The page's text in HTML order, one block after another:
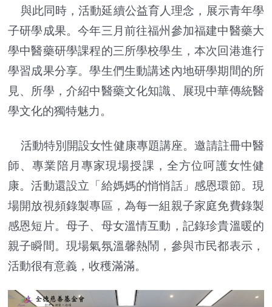
與此同時，活動延續公益育人理念，展示青年學
子研學成果。今年三月前往福州參加福建中醫藥大
學中醫藥研學課程的三所學校學生，本次回港進行
學習成果分享。學生們生動講述內地研學期間的所
見、所學，介紹中醫藥文化知識、展現中華傳統醫
學文化的獨特魅力。
活動特別開設女性健康專題講座。邀請註冊中醫
師、專業陪月專家現場授課，全方位呵護女性健
康。活動還設立「給媽媽的悄悄話」感恩環節。現
場開放視頻錄製專區，為每一組親子家庭免費錄製
感恩短片。母子、母女溫情互動，記錄珍貴溫暖的
親子瞬間。現場氣氛溫馨熱鬧，參與市民都表示，
活動很有意義，收穫滿滿。